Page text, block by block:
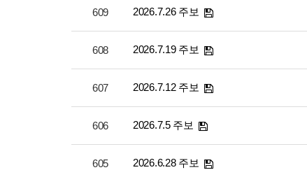
609 2026.7.26 주보
608 2026.7.19 주보
607 2026.7.12 주보
606 2026.7.5 주보
605 2026.6.28 주보